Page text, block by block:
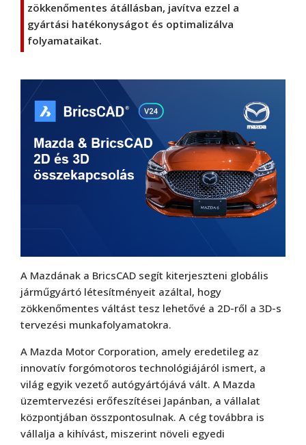
zökkenőmentes átállásban, javítva ezzel a
gyártási hatékonyságot és optimalizálva
folyamataikat.
A Mazdának a BricsCAD segít kiterjeszteni globális
járműgyártó létesítményeit azáltal, hogy
zökkenőmentes váltást tesz lehetővé a 2D-ről a 3D-s
tervezési munkafolyamatokra.
A Mazda Motor Corporation, amely eredetileg az
innovatív forgómotoros technológiájáról ismert, a
világ egyik vezető autógyártójává vált. A Mazda
üzemtervezési erőfeszítései Japánban, a vállalat
központjában összpontosulnak. A cég továbbra is
vállalja a kihívást, miszerint növeli egyedi